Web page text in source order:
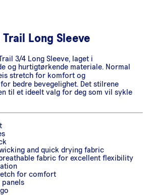
Trail Long Sleeve
3/4 Long Sleeve, laget i
og hurtigtørkende materiale. Normal
stretch for komfort og
bedre bevegelighet. Det stilrene
til et ideelt valg for deg som vil sykle
and quick drying fabric
fabric for excellent flexibility
for comfort
panels